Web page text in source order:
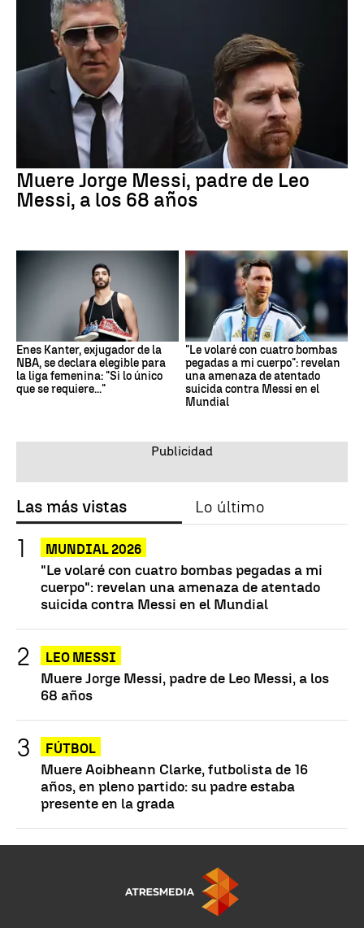
Muere Jorge Messi, padre de Leo
Messi, a los 68 años
Enes Kanter, exjugador de la
NBA, se declara elegible para
la liga femenina: "Si lo único
que se requiere..."
"Le volaré con cuatro bombas
pegadas a mi cuerpo": revelan
una amenaza de atentado
suicida contra Messi en el
Mundial
Las más vistas Lo último
MUNDIAL 2026
"Le volaré con cuatro bombas pegadas a mi
cuerpo": revelan una amenaza de atentado
suicida contra Messi en el Mundial
LEO MESSI
Muere Jorge Messi, padre de Leo Messi, a los
68 años
FÚTBOL
Muere Aoibheann Clarke, futbolista de 16
años, en pleno partido: su padre estaba
presente en la grada